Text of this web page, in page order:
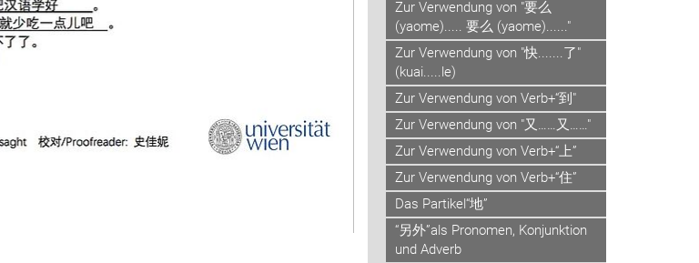
Zur Verwendung von "要么
(yaome)..... 要么 (yaome)......"
Zur Verwendung von "快.......了"
(kuai.....le)
Zur Verwendung von Verb+“到"
Zur Verwendung von "又……又……"
Zur Verwendung von Verb+“上”
Zur Verwendung von Verb+“住”
Das Partikel“地”
“另外”als Pronomen, Konjunktion
und Adverb